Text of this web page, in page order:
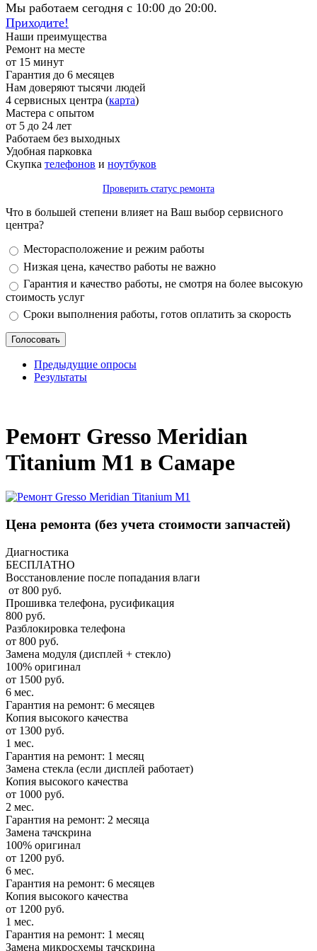
Мы работаем сегодня с 10:00 до 20:00.
Приходите!
Наши преимущества
Ремонт на месте
от 15 минут
Гарантия до 6 месяцев
Нам доверяют тысячи людей
4 сервисных центра (карта)
Мастера с опытом
от 5 до 24 лет
Работаем без выходных
Удобная парковка
Скупка телефонов и ноутбуков
Проверить статус ремонта
Что в большей степени влияет на Ваш выбор сервисного
центра?
Варианты
Месторасположение и режим работы
Низкая цена, качество работы не важно
Гарантия и качество работы, не смотря на более высокую
стоимость услуг
Сроки выполнения работы, готов оплатить за скорость
Предыдущие опросы
Результаты
Ремонт Gresso Meridian
Titanium M1 в Самаре
Цена ремонта (без учета стоимости запчастей)
Диагностика
БЕСПЛАТНО
Восстановление после попадания влаги
от 800 руб.
Прошивка телефона, русификация
800 руб.
Разблокировка телефона
от 800 руб.
Замена модуля (дисплей + стекло)
100% оригинал
от 1500 руб.
6 мес.
Гарантия на ремонт: 6 месяцев
Копия высокого качества
от 1300 руб.
1 мес.
Гарантия на ремонт: 1 месяц
Замена стекла (если дисплей работает)
Копия высокого качества
от 1000 руб.
2 мес.
Гарантия на ремонт: 2 месяца
Замена тачскрина
100% оригинал
от 1200 руб.
6 мес.
Гарантия на ремонт: 6 месяцев
Копия высокого качества
от 1200 руб.
1 мес.
Гарантия на ремонт: 1 месяц
Замена микросхемы тачскрина